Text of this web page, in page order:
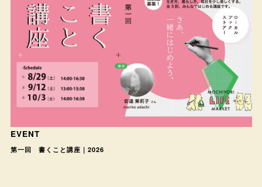
EVENT
第一回 書くこと講座｜2026